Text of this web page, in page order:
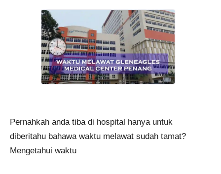
Pernahkah anda tiba di hospital hanya untuk
diberitahu bahawa waktu melawat sudah tamat?
Mengetahui waktu